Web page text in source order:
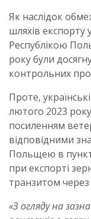
Як наслідок
шляхів експорту
Республікою
року були
контрольних
Проте,
лютого 2023
посиленням
відповідними
Польщею в
при експорті
транзитом
«З огляду на